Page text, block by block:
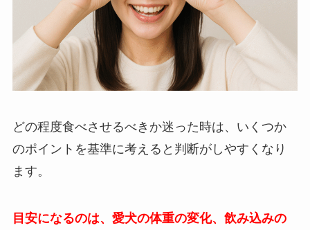
どの程度食べさせるべきか迷った時は、いくつか
のポイントを基準に考えると判断がしやすくなり
ます。
目安になるのは、愛犬の体重の変化、飲み込みの